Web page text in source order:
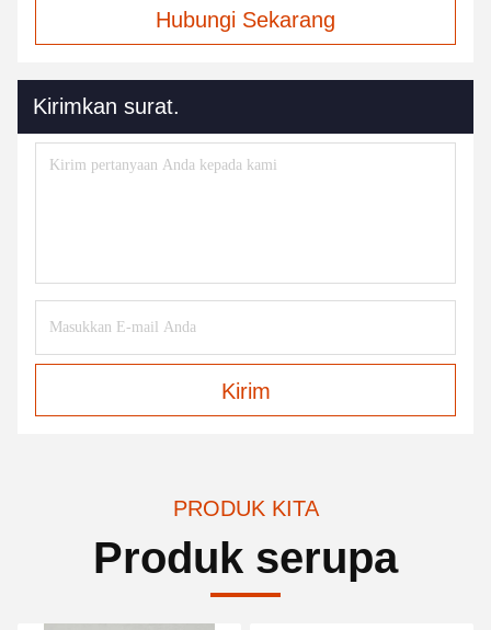
Hubungi Sekarang
Kirimkan surat.
Kirim
PRODUK KITA
Produk serupa